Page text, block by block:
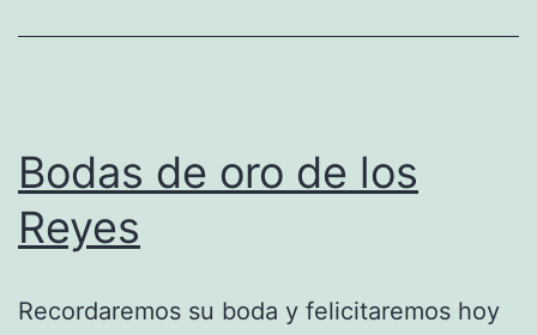
Bodas de oro de los
Reyes
Recordaremos su boda y felicitaremos hoy